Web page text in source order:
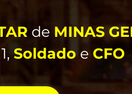
de MINAS
SoldadoeCFO